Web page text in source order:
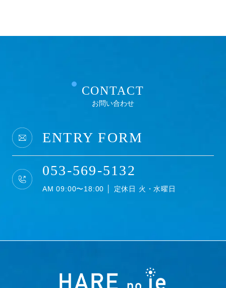
CONTACT
お問い合わせ
ENTRY FORM
053-569-5132
AM 09:00〜18:00 │ 定休日 火・水曜日